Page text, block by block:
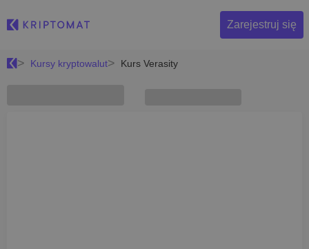
Zarejestruj się
Kursy kryptowalut Kurs Verasity